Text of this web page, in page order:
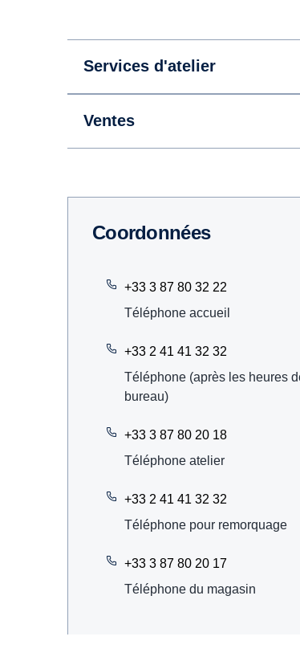
Services d'atelier
Ventes
Coordonnées
+33 3 87 80 32 22
Téléphone accueil
+33 2 41 41 32 32
Téléphone (après les heures
bureau)
+33 3 87 80 20 18
Téléphone atelier
+33 2 41 41 32 32
Téléphone pour remorquage
+33 3 87 80 20 17
Téléphone du magasin